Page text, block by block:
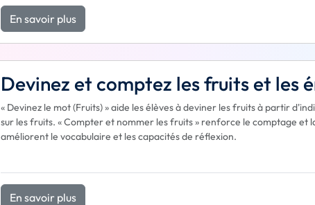
En savoir plus
Devinez et comptez les fruits et les
« Devinez le mot (Fruits) » aide les élèves à deviner les fruits à partir
sur les fruits. « Compter et nommer les fruits » renforce le comptage et
améliorent le vocabulaire et les capacités de réflexion.
En savoir plus